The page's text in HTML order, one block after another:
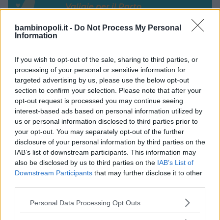
bambinopoli.it - Do Not Process My Personal
Information
If you wish to opt-out of the sale, sharing to third parties, or
processing of your personal or sensitive information for
targeted advertising by us, please use the below opt-out
section to confirm your selection. Please note that after your
opt-out request is processed you may continue seeing
interest-based ads based on personal information utilized by
us or personal information disclosed to third parties prior to
your opt-out. You may separately opt-out of the further
disclosure of your personal information by third parties on the
IAB’s list of downstream participants. This information may
also be disclosed by us to third parties on the IAB’s List of
Downstream Participants that may further disclose it to other
Please note that this website/app uses one or more Google
Personal Data Processing Opt Outs
Valigie per il Parto
Corsi di Lingua per bambini
Laboratori creativi per bambini
Asili Nido